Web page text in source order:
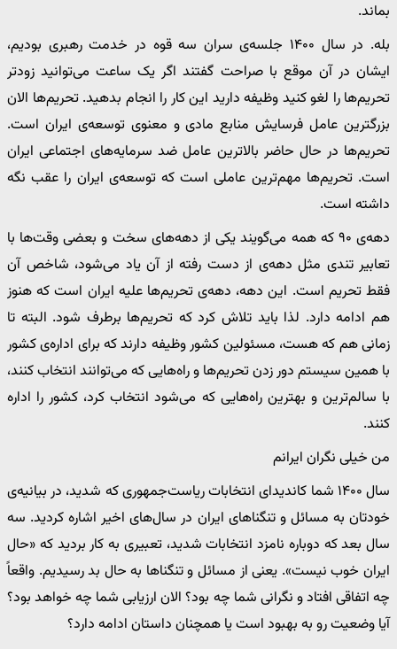
بماند.
بله. در سال ۱۴۰۰ جلسه‌ی سران سه قوه در خدمت رهبری بودیم،
ایشان در آن موقع با صراحت گفتند اگر یک ساعت می‌توانید زودتر
تحریم‌ها را لغو کنید وظیفه دارید این کار را انجام بدهید. تحریم‌ها الان
بزرگترین عامل فرسایش منابع مادی و معنوی توسعه‌ی ایران است.
تحریم‌ها در حال حاضر بالاترین عامل ضد سرمایه‌های اجتماعی ایران
است. تحریم‌ها مهم‌ترین عاملی است که توسعه‌ی ایران را عقب نگه
داشته است.
دهه‌ی ۹۰ که همه می‌گویند یکی از دهه‌های سخت و بعضی وقت‌ها با
تعابیر تندی مثل دهه‌ی از دست رفته از آن یاد می‌شود، شاخص آن
فقط تحریم است. این دهه، دهه‌ی تحریم‌ها علیه ایران است که هنوز
هم ادامه دارد. لذا باید تلاش کرد که تحریم‌ها برطرف شود. البته تا
زمانی هم که هست، مسئولین کشور وظیفه دارند که برای اداره‌ی کشور
با همین سیستم دور زدن تحریم‌ها و راه‌هایی که می‌توانند انتخاب کنند،
با سالم‌ترین و بهترین راه‌هایی که می‌شود انتخاب کرد، کشور را اداره
کنند.
من خیلی نگران ایرانم
سال ۱۴۰۰ شما کاندیدای انتخابات ریاست‌جمهوری که شدید، در بیانیه‌ی
خودتان به مسائل و تنگناهای ایران در سال‌های اخیر اشاره کردید. سه
سال بعد که دوباره نامزد انتخابات شدید، تعبیری به کار بردید که «حال
ایران خوب نیست». یعنی از مسائل و تنگناها به حال بد رسیدیم. واقعاً
چه اتفاقی افتاد و نگرانی شما چه بود؟ الان ارزیابی شما چه خواهد بود؟
آیا وضعیت رو به بهبود است یا همچنان داستان ادامه دارد؟